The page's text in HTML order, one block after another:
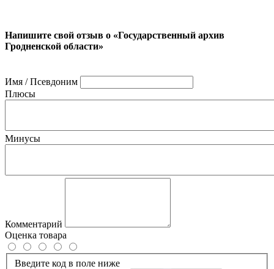
Напишите свой отзыв о «Государственный архив
Гродненской области»
Имя / Псевдоним
Плюсы
Минусы
Комментарий
Оценка товара
Введите код в поле ниже